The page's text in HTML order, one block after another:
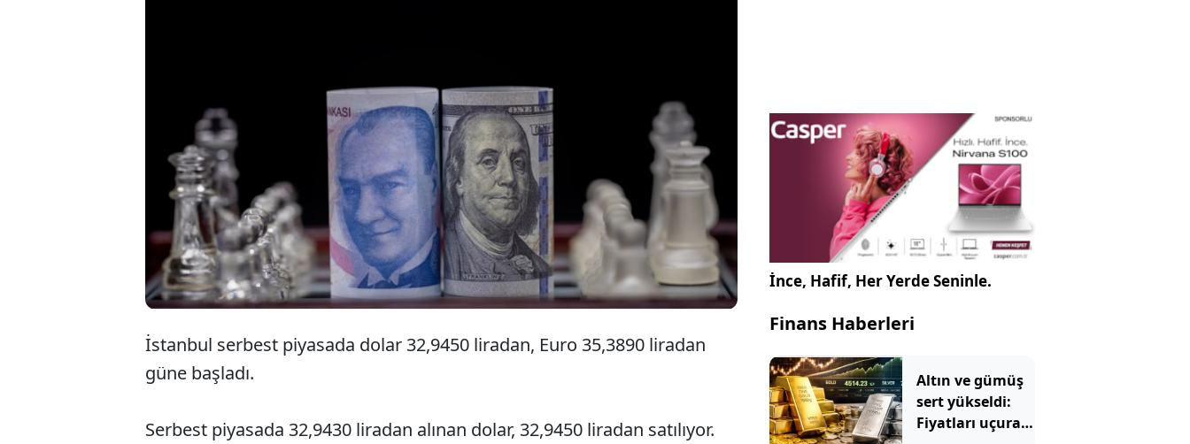
Dolar bu sabah 33 lira sınırına bir adım daha
yaklaşarak serbest piyasada güne 32,94
seviyesinden başladı.
İstanbul serbest piyasada dolar 32,9450 liradan, Euro 35,3890 liradan
güne başladı.
Serbest piyasada 32,9430 liradan alınan dolar, 32,9450 liradan satılıyor.
İnce, Hafif, Her Yerde Seninle.
Finans Haberleri
Altın ve gümüş
sert yükseldi:
Fiyatları uçuran